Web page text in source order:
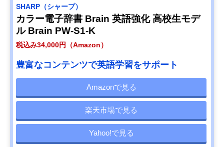
SHARP（シャープ）
カラー電子辞書 Brain 英語強化 高校生モデ
ル Brain PW-S1-K
税込み34,000円（Amazon）
豊富なコンテンツで英語学習をサポート
Amazonで見る
楽天市場で見る
Yahoo!で見る